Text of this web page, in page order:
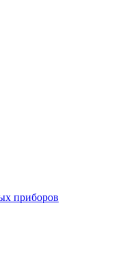
приборов